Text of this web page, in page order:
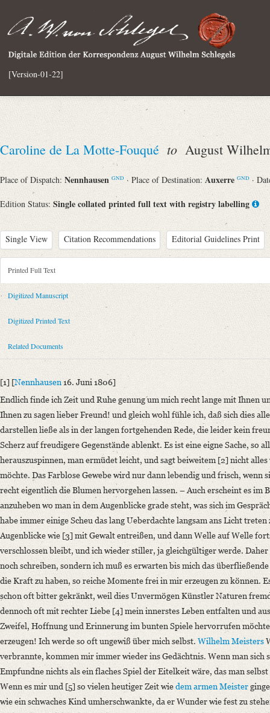
[Version-01-22]
Caroline de La Motte-Fouqué to August
Place of Dispatch: Nennhausen GND · Place of Destination: Auxerre GND ·
Edition Status: Single collated printed full text with registry labelling
Single View Citation Recommendations Editorial Guidelines Print
Metadata Concerning Header
Sender: Caroline de La Motte-Fouqué
Recipient: August Wilhelm von Schlegel
Place of Dispatch: Nennhausen
Date: [16. Juni 1806]
Notations: Datum sowie Absende- und Empfangsort erschlossen.
Printed Text
Provider: Dresden, Sächsische Landesbibliothek - Staats- und
OAI Id: 335976727
Bibliography: Krisenjahre der Frühromantik. Briefe aus dem
341‒344.
Incipit: „[1] [Nennhausen 16. Juni 1806]
Endlich finde ich Zeit und Ruhe genung um mich recht lange mit
Manuscript
Provider: Dresden, Sächsische Landesbibliothek - Staats- und
OAI Id: APP2712-Bd-7
Classification Number: Mscr.Dresd.App.2712,B,25,2
Number of Pages: 15 S. auf Doppelbl., hs. m. U.
Format: 19,1 x 11,2 cm
Language
German
Printed Full Text
Digitized Manuscript
Digitized Printed Text
Related Documents
[1] [Nennhausen16. Juni 1806]
Endlich finde ich Zeit und Ruhe genung um mich recht lange mit Ihnen
Ihnen zu sagen lieber Freund! und gleich wohl fühle ich, daß sich dies
darstellen ließe als in der langen fortgehenden Rede, die leider kein
Scherz auf freudigere Gegenstände ablenkt. Es ist eine eigne Sache, so
herauszuspinnen, man ermüdet leicht, und sagt beiweitem [2] nicht
möchte. Das Farblose Gewebe wird nur dann lebendig und frisch, wenn
recht eigentlich die Blumen hervorgehen lassen. – Auch erscheint es
anzuheben wo man in dem Augenblicke grade steht, was sich im
habe immer einige Scheu das lang Ueberdachte langsam ans Licht
Augenblicke wie [3] mit Gewalt entreißen, und dann Welle auf Welle
verschlossen bleibt, und ich wieder stiller, ja gleichgültiger werde.
noch schreiben, sondern ich muß es erwarten bis mich das
die Kraft zu haben, so reiche Momente frei in mir erzeugen zu können.
schon oft bitter gekränkt, weil dies Unvermögen Künstler Naturen
dennoch oft mit rechter Liebe [4] mein innerstes Leben entfalten und
Zweifel, Hoffnung und Erinnerung im bunten Spiele hervorrufen
erzeugen! Ich werde so oft ungewiß über mich selbst. Wilhelm Meisters
verbrannte, kommen mir immer wieder ins Gedächtnis. Wenn man sich
Empfundne nichts als ein flaches Spiel der Eitelkeit wäre, das man
Wenn es mir und [5] so vielen heutiger Zeit wiedem armen Meister
wie ein schwaches Kind umherschwankte, da er Wunder wie fest zu